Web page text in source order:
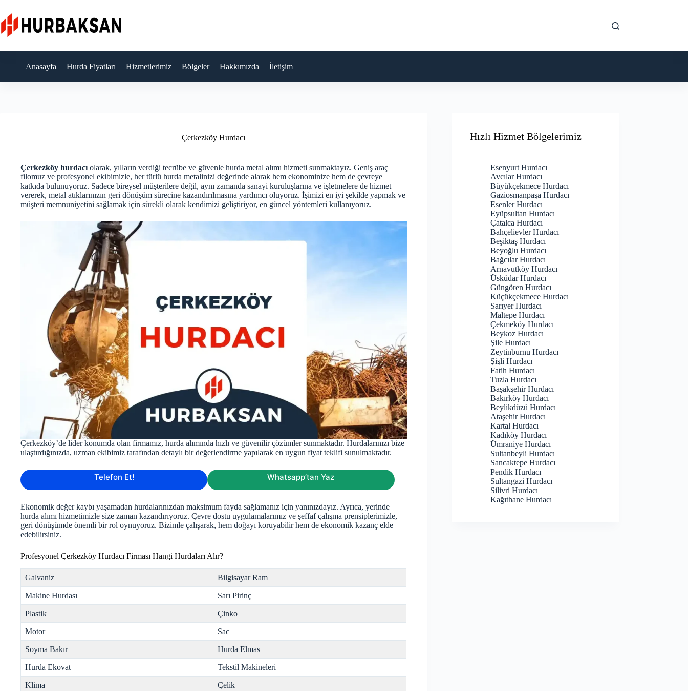
content
Anasayfa Hurda Fiyatları Hizmetlerimiz Bölgeler Hakkımızda İletişim
Çerkezköy Hurdacı
Çerkezköy hurdacı olarak, yılların verdiği tecrübe ve güvenle hurda metal alımı hizmeti sunmaktayız. Geniş araç
filomuz ve profesyonel ekibimizle, her türlü hurda metalinizi değerinde alarak hem ekonominize hem de çevreye
katkıda bulunuyoruz. Sadece bireysel müşterilere değil, aynı zamanda sanayi kuruluşlarına ve işletmelere de hizmet
vererek, metal atıklarınızın geri dönüşüm sürecine kazandırılmasına yardımcı oluyoruz. İşimizi en iyi şekilde yapmak ve
müşteri memnuniyetini sağlamak için sürekli olarak kendimizi geliştiriyor, en güncel yöntemleri kullanıyoruz.
Çerkezköy’de lider konumda olan firmamız, hurda alımında hızlı ve güvenilir çözümler sunmaktadır. Hurdalarınızı bize
ulaştırdığınızda, uzman ekibimiz tarafından detaylı bir değerlendirme yapılarak en uygun fiyat teklifi sunulmaktadır.
Telefon Et! Whatsapp’tan Yaz
Ekonomik değer kaybı yaşamadan hurdalarınızdan maksimum fayda sağlamanız için yanınızdayız. Ayrıca, yerinde
hurda alımı hizmetimizle size zaman kazandırıyoruz. Çevre dostu uygulamalarımız ve şeffaf çalışma prensiplerimizle,
geri dönüşümde önemli bir rol oynuyoruz. Bizimle çalışarak, hem doğayı koruyabilir hem de ekonomik kazanç elde
edebilirsiniz.
Profesyonel Çerkezköy Hurdacı Firması Hangi Hurdaları Alır?
Galvaniz Bilgisayar Ram
Makine Hurdası Sarı Pirinç
Plastik Çinko
Motor Sac
Soyma Bakır Hurda Elmas
Hurda Ekovat Tekstil Makineleri
Klima Çelik
Hızlı Hizmet Bölgelerimiz
Esenyurt Hurdacı
Avcılar Hurdacı
Büyükçekmece Hurdacı
Gaziosmanpaşa Hurdacı
Esenler Hurdacı
Eyüpsultan Hurdacı
Çatalca Hurdacı
Bahçelievler Hurdacı
Beşiktaş Hurdacı
Beyoğlu Hurdacı
Bağcılar Hurdacı
Arnavutköy Hurdacı
Üsküdar Hurdacı
Güngören Hurdacı
Küçükçekmece Hurdacı
Sarıyer Hurdacı
Maltepe Hurdacı
Çekmeköy Hurdacı
Beykoz Hurdacı
Şile Hurdacı
Zeytinburnu Hurdacı
Şişli Hurdacı
Fatih Hurdacı
Tuzla Hurdacı
Başakşehir Hurdacı
Bakırköy Hurdacı
Beylikdüzü Hurdacı
Ataşehir Hurdacı
Kartal Hurdacı
Kadıköy Hurdacı
Ümraniye Hurdacı
Sultanbeyli Hurdacı
Sancaktepe Hurdacı
Pendik Hurdacı
Sultangazi Hurdacı
Silivri Hurdacı
Kağıthane Hurdacı